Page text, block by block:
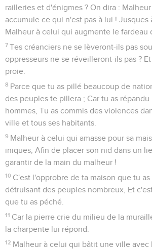
railleries et d'énigmes ? On dira :
accumule ce qui n'est pas à lui ! Jusques
Malheur à celui qui augmente le fardeau
7 Tes créanciers ne se lèveront-ils pas
oppresseurs ne se réveilleront-ils pas ?
proie.
8 Parce que tu as pillé beaucoup de
des peuples te pillera ; Car tu as répandu
hommes, Tu as commis des violences
ville et tous ses habitants.
9 Malheur à celui qui amasse pour sa
iniques, Afin de placer son nid dans un
garantir de la main du malheur !
10 C'est l'opprobre de ta maison que tu as
détruisant des peuples nombreux, Et
que tu as péché.
11 Car la pierre crie du milieu de la
la charpente lui répond.
12 Malheur à celui qui bâtit une ville avec